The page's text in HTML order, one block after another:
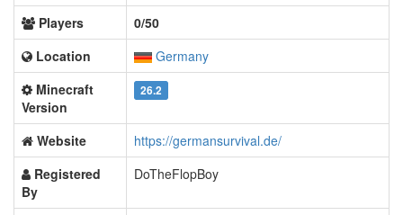
Players
0/50
Location
Germany
Minecraft
Version
26.2
Website
https://germansurvival.de/
Registered
By
DoTheFlopBoy